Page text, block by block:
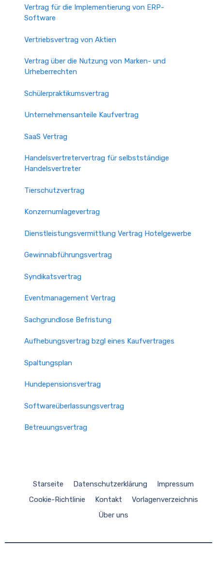
Vertrag für die Implementierung von ERP-
Software
Vertriebsvertrag von Aktien
Vertrag über die Nutzung von Marken- und
Urheberrechten
Schülerpraktikumsvertrag
Unternehmensanteile Kaufvertrag
SaaS Vertrag
Handelsvertretervertrag für selbstständige
Handelsvertreter
Tierschutzvertrag
Konzernumlagevertrag
Dienstleistungsvermittlung Vertrag Hotelgewerbe
Gewinnabführungsvertrag
Syndikatsvertrag
Eventmanagement Vertrag
Sachgrundlose Befristung
Aufhebungsvertrag bzgl eines Kaufvertrages
Spaltungsplan
Hundepensionsvertrag
Softwareüberlassungsvertrag
Betreuungsvertrag
Starseite Datenschutzerklärung
Impressum
Cookie-Richtlinie
Kontakt
Vorlagenverzeichnis
Über uns